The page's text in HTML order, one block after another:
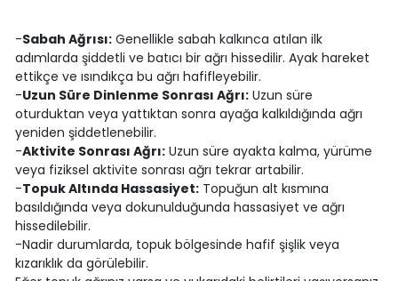
-Sabah Ağrısı:Genellikle sabah kalkınca atılan ilk
adımlarda şiddetli ve batıcı bir ağrı hissedilir. Ayak hareket
ettikçe ve ısındıkça bu ağrı hafifleyebilir.
-Uzun Süre Dinlenme Sonrası Ağrı:Uzun süre
oturduktan veya yattıktan sonra ayağa kalkıldığında ağrı
yeniden şiddetlenebilir.
-Aktivite Sonrası Ağrı:Uzun süre ayakta kalma, yürüme
veya fiziksel aktivite sonrası ağrı tekrar artabilir.
-Topuk Altında Hassasiyet:Topuğun alt kısmına
basıldığında veya dokunulduğunda hassasiyet ve ağrı
hissedilebilir.
-Nadir durumlarda, topuk bölgesinde hafif şişlik veya
kızarıklık da görülebilir.